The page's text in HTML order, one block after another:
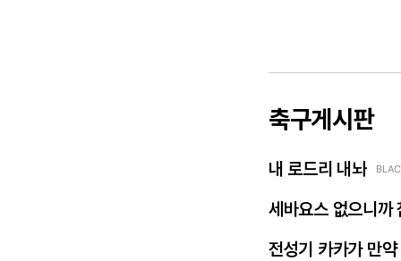
축구게시판
내 로드리 내놔
세바요스 없으니까
전성기 카카가 만